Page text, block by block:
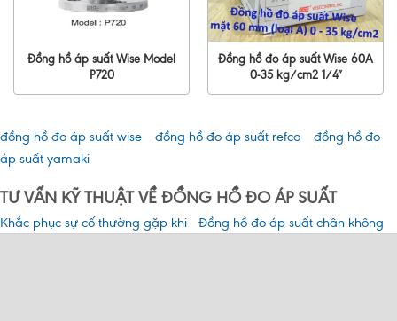
Đồng hồ áp suất Wise Model
P720
Đồng hồ đo áp suất Wise 60A
0-35 kg/cm2 1/4″
đồng hồ đo áp suất wise đồng hồ đo áp suất refco
đồng hồ đo
áp suất yamaki
TƯ VẤN KỸ THUẬT VỀ ĐỒNG HỒ ĐO ÁP SUẤT
Khắc phục sự cố thường gặp khi
Đồng hồ đo áp suất chân không